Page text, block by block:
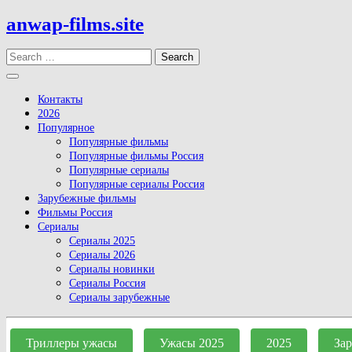
Skip
to
content
anwap-films.site
Search
Open
Button
Контакты
2026
Популярное
Популярные фильмы
Популярные фильмы Россия
Популярные сериалы
Популярные сериалы Россия
Зарубежные фильмы
Фильмы Россия
Сериалы
Сериалы 2025
Сериалы 2026
Сериалы новинки
Сериалы Россия
Сериалы зарубежные
Close
Button
Триллеры ужасы Ужасы 2025 2025